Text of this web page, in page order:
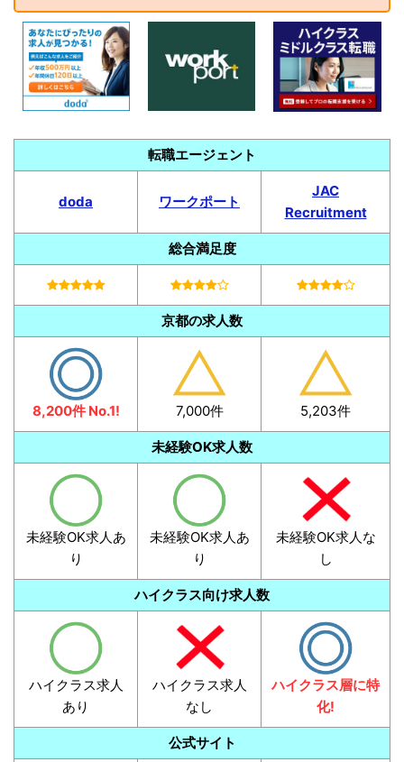
転職エージェント
doda ワークポート
JAC
Recruitment
総合満足度
京都の求人数
8,200件 No.1! 7,000件 5,203件
未経験OK求人数
未経験OK求人あ
り
未経験OK求人あ
り
未経験OK求人な
し
ハイクラス向け求人数
ハイクラス求人
あり
ハイクラス求人
なし
ハイクラス層に特
化!
公式サイト